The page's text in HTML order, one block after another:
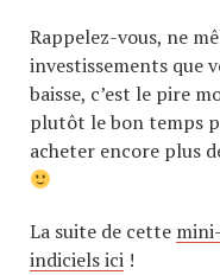
Rappelez-vous, ne
investissements que
baisse, c’est le pire
plutôt le bon temps
acheter encore plus
La suite de cette
indiciels ici !